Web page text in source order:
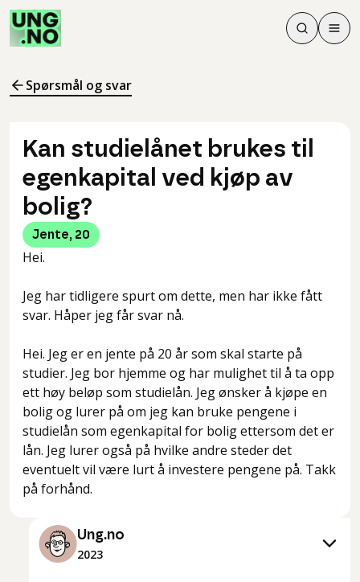
Søk
Søk
Meny
Spørsmål og svar
Kan studielånet brukes til
egenkapital ved kjøp av
bolig?
Jente, 20
Hei.
Jeg har tidligere spurt om dette, men har ikke fått
svar. Håper jeg får svar nå.
Hei. Jeg er en jente på 20 år som skal starte på
studier. Jeg bor hjemme og har mulighet til å ta opp
ett høy beløp som studielån. Jeg ønsker å kjøpe en
bolig og lurer på om jeg kan bruke pengene i
studielån som egenkapital for bolig ettersom det er
lån. Jeg lurer også på hvilke andre steder det
eventuelt vil være lurt å investere pengene på. Takk
på forhånd.
Ung.no
2023